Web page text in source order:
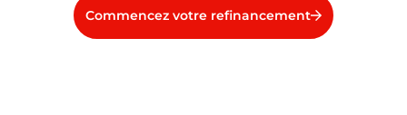
Commencez votre refinancement